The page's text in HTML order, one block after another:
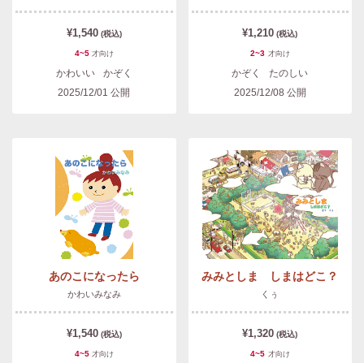
¥1,540 (税込)
4~5 才向け
かわいい
かぞく
2025/12/01 公開
¥1,210 (税込)
2~3 才向け
かぞく
たのしい
2025/12/08 公開
あのこになったら
かわいみなみ
¥1,540 (税込)
4~5 才向け
みみとしま しまはどこ？
くぅ
¥1,320 (税込)
4~5 才向け